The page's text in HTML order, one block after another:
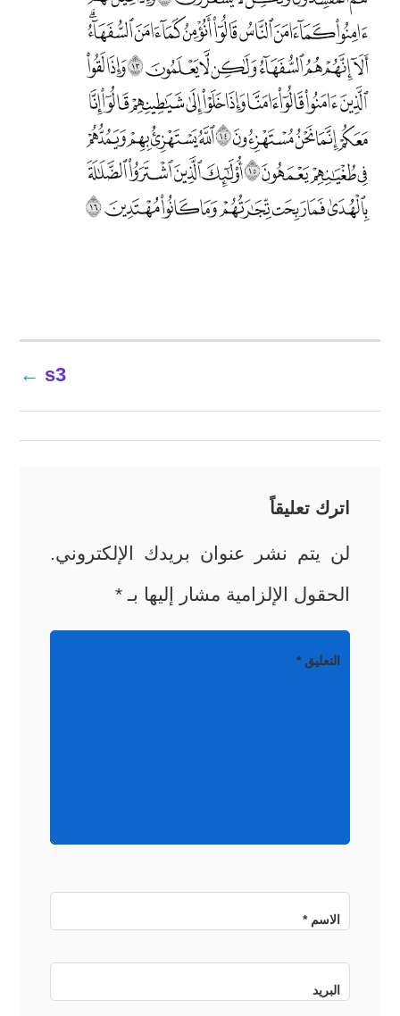
المقالات
s3
اترك تعليقاً
لن يتم نشر عنوان بريدك الإلكتروني.
الحقول الإلزامية مشار إليها بـ *
التعليق*
الاسم*
البريد